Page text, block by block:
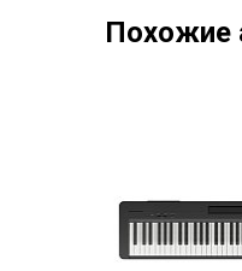
Похожие